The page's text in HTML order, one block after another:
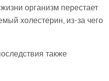
организм перестает
холестерин, из-за чего
также